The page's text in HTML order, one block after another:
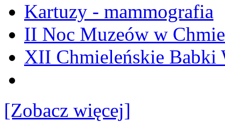
Kartuzy - mammografia
II Noc Muzeów w
XII Chmieleńskie Babki
[Zobacz więcej]